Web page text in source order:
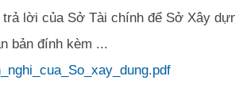
trả lời của Sở Tài chính để Sở Xây
bản đính kèm ...